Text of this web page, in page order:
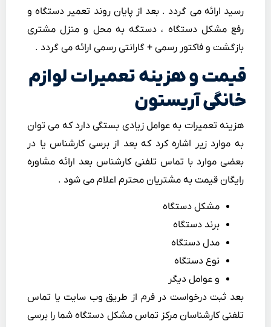
رسید ارائه می گردد . بعد از پایان روند تعمیر دستگاه و
رفع مشکل دستگاه ، دستگه به محل و منزل مشتری
بازگشت و فاکتور رسمی + گارانتی رسمی ارائه می گردد .
قیمت و هزینه تعمیرات لوازم
خانگی آریستون
هزینه تعمیرات به عوامل زیادی بستگی دارد که می توان
به موارد زیر اشاره کرد که بعد از برسی کارشناس یا در
بعضی موارد با تماس تلفنی کارشناس بعد ارائه مشاوره
رایگان قیمت به مشتریان محترم اعلام می شود .
مشکل دستگاه
برند دستگاه
مدل دستگاه
نوع دستگاه
و عوامل دیگر
بعد ثبت درخواست در فرم از طریق وب سایت یا تماس
تلفنی کارشناسان مرکز تماس مشکل دستگاه شما را برسی